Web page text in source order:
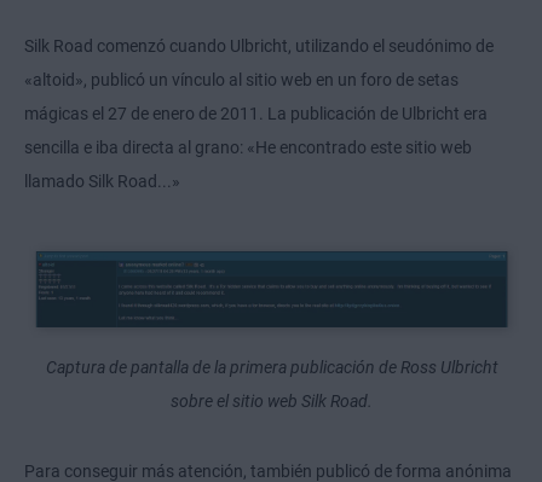
Silk Road comenzó cuando Ulbricht, utilizando el seudónimo de
«altoid», publicó un vínculo al sitio web en un foro de setas
mágicas el 27 de enero de 2011. La publicación de Ulbricht era
sencilla e iba directa al grano: «He encontrado este sitio web
llamado Silk Road...»
Captura de pantalla de la primera publicación de Ross Ulbricht
sobre el sitio web Silk Road.
Para conseguir más atención, también publicó de forma anónima